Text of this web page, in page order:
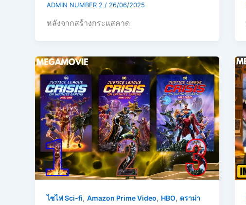
ADMIN NUMBER 2 / 26/06/2025
หลังจากสร้างกระแสคาด
ไซไฟ Sci-fi, Amazon Prime Video, HBO, ดราม่า